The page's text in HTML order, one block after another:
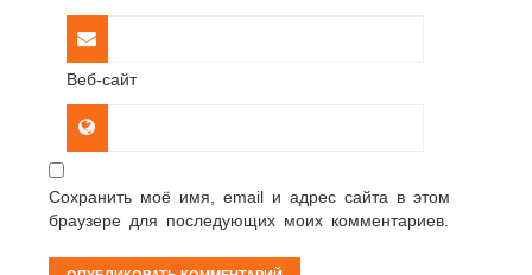
Веб-сайт
Сохранить моё имя, email и адрес сайта в этом
браузере для последующих моих комментариев.